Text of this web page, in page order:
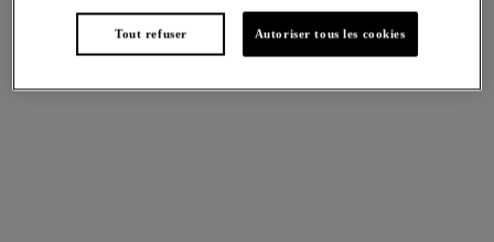
Disponible dans cette taille
Tout refuser Autoriser tous les cookies